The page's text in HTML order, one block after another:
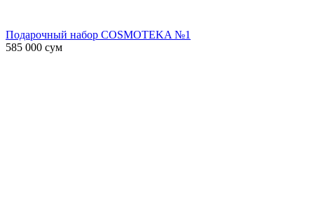
Подарочный набор COSMOTEKA №1
585 000 сум